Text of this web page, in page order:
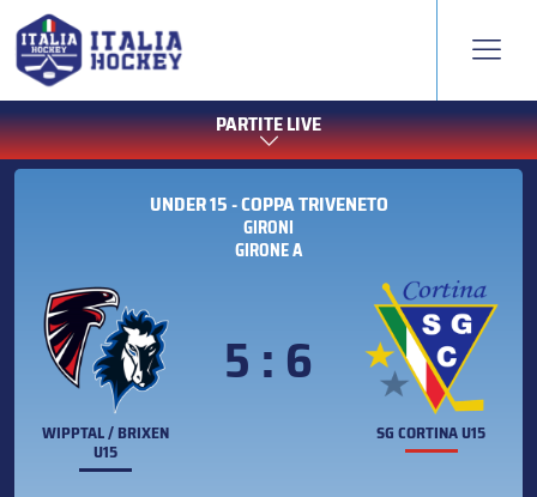
PARTITE LIVE
UNDER 15 - COPPA TRIVENETO
GIRONI
GIRONE A
WIPPTAL / BRIXEN
U15
5 : 6
SG CORTINA U15